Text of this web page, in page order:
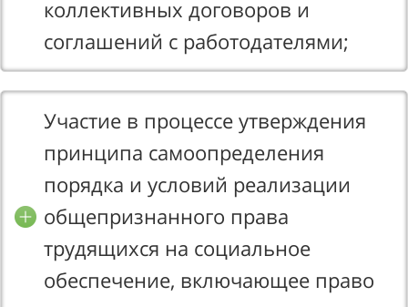
коллективных договоров и
соглашений с работодателями;
Участие в процессе утверждения
принципа самоопределения
порядка и условий реализации
общепризнанного права
трудящихся на социальное
обеспечение, включающее право